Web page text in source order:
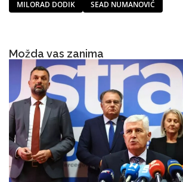
MILORAD DODIK SEAD NUMANOVIĆ
Možda vas zanima